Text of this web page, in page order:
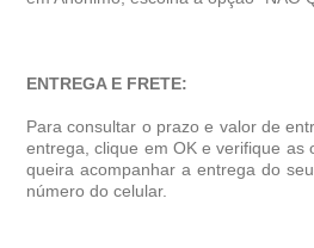
ENTREGA E FRETE:
Para consultar o prazo e valor de
entrega, clique em OK e verifique as
queira acompanhar a entrega do
número do celular.